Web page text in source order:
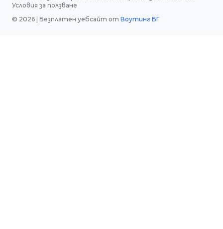
Условия за ползване
© 2026 | Безплатен уебсайт от Воутинг БГ